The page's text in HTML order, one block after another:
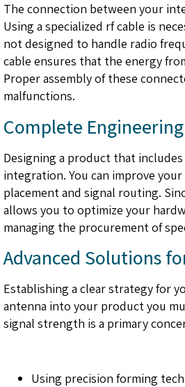
The connection between your
Using a specialized rf cable is
not designed to handle radio
cable ensures that the energy
Proper assembly of these
malfunctions.
Complete
Designing a product that
integration. You can improve
placement and signal routing.
allows you to optimize your
managing the procurement of
Advanced Solutions
Establishing a clear strategy for
antenna into your product you
signal strength is a primary
Using precision forming